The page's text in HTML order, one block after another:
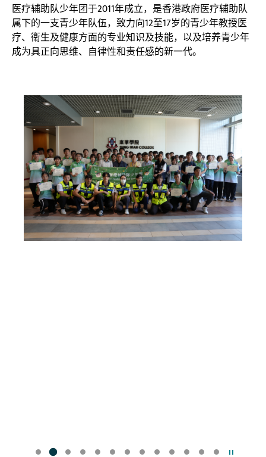
医疗辅助队少年团于2011年成立，是香港政府医疗辅助队
属下的一支青少年队伍，致力向12至17岁的青少年教授医
疗、衞生及健康方面的专业知识及技能，以及培养青少年
成为具正向思维、自律性和责任感的新一代。